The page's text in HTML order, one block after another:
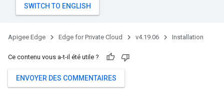
Apigee Edge Edge for Private Cloud v4.19.06 Installation
Ce contenu vous a-t-il été utile ?
ENVOYER DES COMMENTAIRES